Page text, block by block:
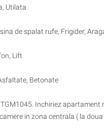
Utilata
de spalat rufe, Frigider,
Lift
Betonate
Inchiriez apartament
in zona centrala ( la